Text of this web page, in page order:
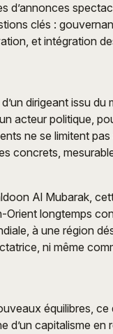
d’annonces
clés :
et intégration
dirigeant issu
acteur politique,
ne se limitent
concrets,
Al Mubarak,
Orient longtemps
à une région
ni même
équilibres,
d’un capitalisme